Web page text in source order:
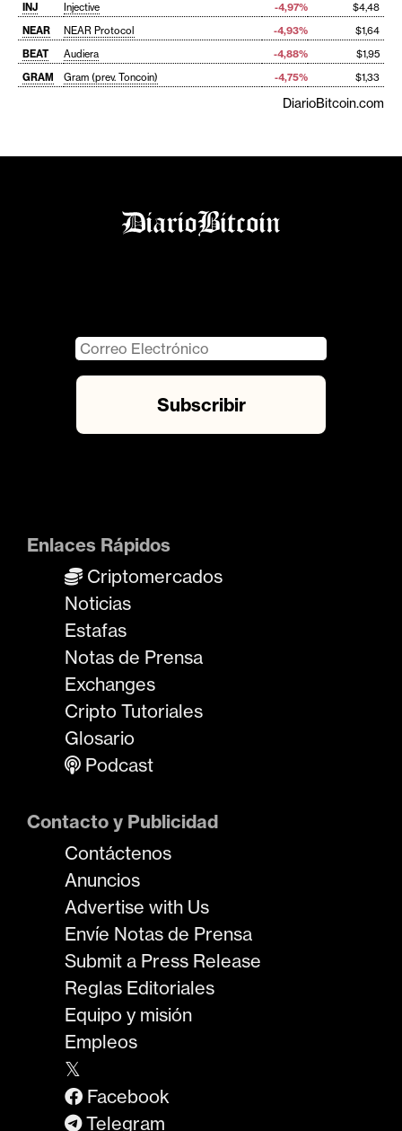
INJ Injective -4,97%
$4,48
NEAR
NEAR Protocol -4,93%
$1,64
BEAT
Audiera -4,88%
$1,95
GRAM
Gram (prev. Toncoin) -4,75% $1,33
DiarioBitcoin.com
Enlaces Rápidos
Criptomercados
Noticias
Estafas
Notas de Prensa
Exchanges
Cripto Tutoriales
Glosario
Podcast
Contacto y Publicidad
Contáctenos
Anuncios
Advertise with Us
Envíe Notas de Prensa
Submit a Press Release
Reglas Editoriales
Equipo y misión
Empleos
𝕏
Facebook
Telegram